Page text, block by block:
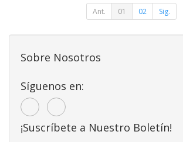
Ant. 01 02 Sig.
Sobre Nosotros
Síguenos en:
¡Suscríbete a Nuestro Boletín!